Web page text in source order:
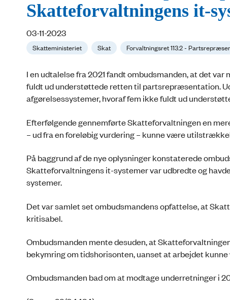
Skatteforvaltningens it-
03-11-2023
Skatteministeriet Skat Forvaltningsret 113.2 -
I en udtalelse fra 2021 fandt ombudsmanden, at det
fuldt ud understøttede retten til partsrepræsentation.
afgørelsessystemer, hvoraf fem ikke fuldt ud
Efterfølgende gennemførte Skatteforvaltningen en
– ud fra en foreløbig vurdering – kunne være
På baggrund af de nye oplysninger konstaterede
Skatteforvaltningens it-systemer var udbredte og
systemer.
Det var samlet set ombudsmandens opfattelse, at
kritisabel.
Ombudsmanden mente desuden, at
bekymring om tidshorisonten, uanset at arbejdet
Ombudsmanden bad om at modtage underretninger i